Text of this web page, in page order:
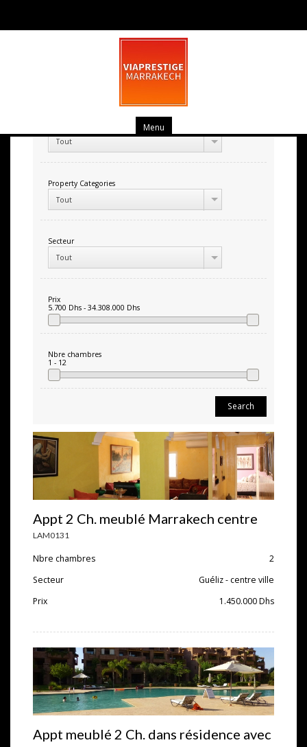
Menu
Tous les biens
Tout
Property Categories
Tout
Secteur
Tout
Prix
5.700 Dhs -34.308.000 Dhs
Nbre chambres
1 - 12
Search
Appt 2 Ch. meublé Marrakech centre
LAM0131
Nbre chambres
2
Secteur
Guéliz - centre ville
Prix
1.450.000Dhs
Appt meublé 2 Ch. dans résidence avec